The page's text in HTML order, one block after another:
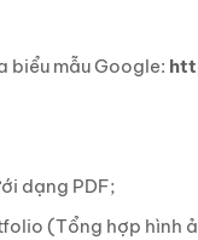
biểu mẫu Google:
dạng PDF;
(Tổng hợp hình